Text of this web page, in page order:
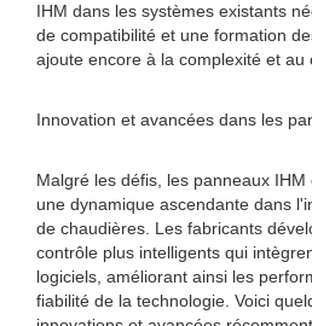
IHM dans les systèmes existants
de compatibilité et une formation
ajoute encore à la complexité et au
Innovation et avancées dans les
Malgré les défis, les panneaux
une dynamique ascendante dans
de chaudières. Les fabricants
contrôle plus intelligents qui
logiciels, améliorant ainsi les
fiabilité de la technologie. Voici